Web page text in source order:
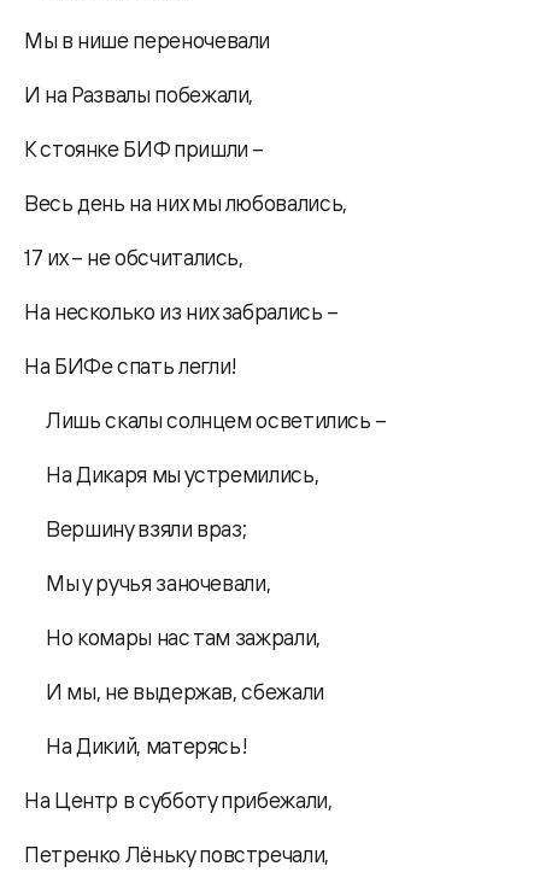
Мы в нише переночевали
И на Развалы побежали,
К стоянке БИФ пришли –
Весь день на них мы любовались,
17 их – не обсчитались,
На несколько из них забрались –
На БИФе спать легли!
Лишь скалы солнцем осветились –
На Дикаря мы устремились,
Вершину взяли враз;
Мы у ручья заночевали,
Но комары нас там зажрали,
И мы, не выдержав, сбежали
На Дикий, матерясь!
На Центр в субботу прибежали,
Петренко Лёньку повстречали,